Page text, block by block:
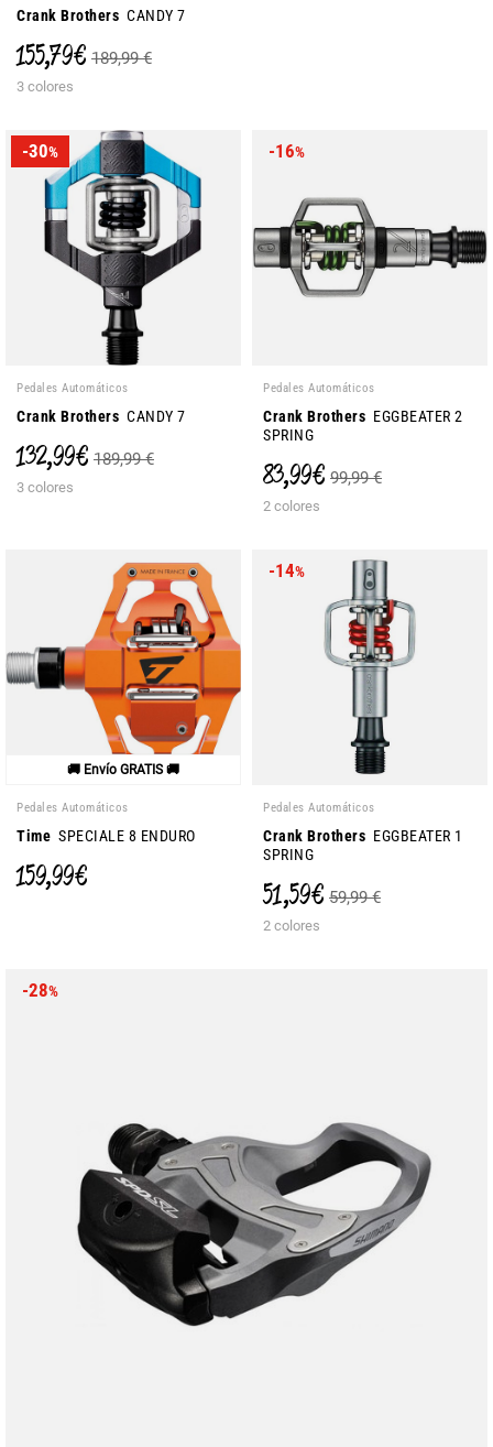
Crank Brothers CANDY 7
155,79 € 189,99 €
3 colores
-30%
Pedales Automáticos
Crank Brothers CANDY 7
132,99 € 189,99 €
3 colores
-16%
Pedales Automáticos
Crank Brothers EGGBEATER 2
SPRING
83,99 € 99,99 €
2 colores
🚚 Envío GRATIS 🚚
Pedales Automáticos
Time SPECIALE 8 ENDURO
159,99 €
-14%
Pedales Automáticos
Crank Brothers EGGBEATER 1
SPRING
51,59 € 59,99 €
2 colores
-28%